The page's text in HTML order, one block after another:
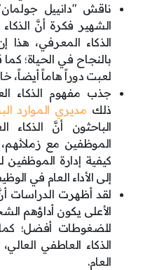
الشهير فكرة أنَّ
الذكاء المعرفي، هذا
بالنجاح في الحياة؛
لعبت دوراً هاماً أيضاً،
جذب مفهوم الذكاء
ذلك مديري الموارد
الباحثون أنَّ
الموظفين مع
كيفية إدارة
إلى الأداء العام في
لقد أظهرت الدراسات
الأعلى يكون أداؤهم
للضغوطات أفضل؛
الذكاء العاطفي
العام.